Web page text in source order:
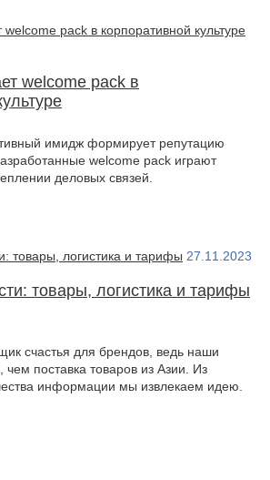
welcome pack в
имидж формирует репутацию
welcome pack играют
деловых связей.
27.11.2023
товары, логистика и тарифы
счастья для брендов, ведь наши
чем поставка товаров из Азии. Из
информации мы извлекаем идею.